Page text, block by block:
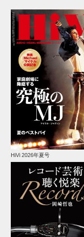
HiVi 2026年夏号